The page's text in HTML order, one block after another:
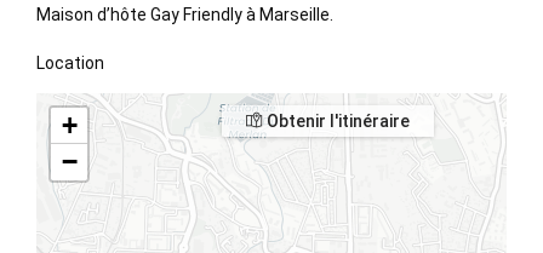
Maison d’hôte Gay Friendly à Marseille.
Location
+
−
Obtenir l'itinéraire